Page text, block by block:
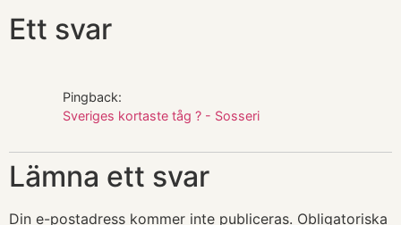
Ett svar
Pingback:
Sveriges kortaste tåg ? - Sosseri
Lämna ett svar
Din e-postadress kommer inte publiceras. Obligatoriska